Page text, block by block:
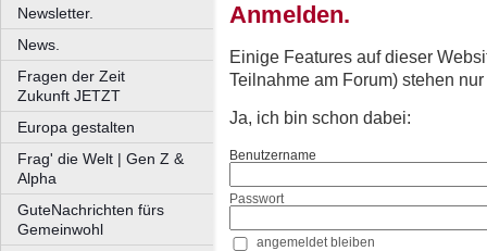
Newsletter.
News.
Fragen der Zeit
Zukunft JETZT
Europa gestalten
Frag' die Welt | Gen Z &
Alpha
GuteNachrichten fürs
Gemeinwohl
Anmelden.
Einige Features auf dieser
Teilnahme am Forum) stehen
Ja, ich bin schon dabei:
Benutzername
Passwort
angemeldet bleiben